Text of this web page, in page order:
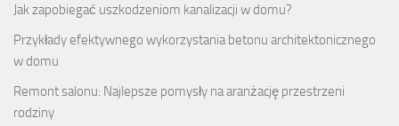
Jak zapobiegać uszkodzeniom kanalizacji w domu?
Przykłady efektywnego wykorzystania betonu architektonicznego
w domu
Remont salonu: Najlepsze pomysły na aranżację przestrzeni
rodziny